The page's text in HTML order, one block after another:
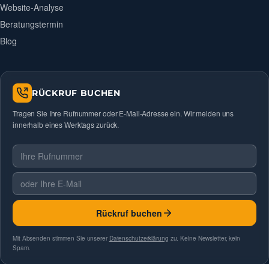
Website-Analyse
Beratungstermin
Blog
RÜCKRUF BUCHEN
Tragen Sie Ihre Rufnummer oder E-Mail-Adresse ein. Wir melden uns
innerhalb eines Werktags zurück.
Telefonnummer
E-Mail
Rückruf buchen
Mit Absenden stimmen Sie unserer Datenschutzerklärung zu. Keine Newsletter, kein
Spam.